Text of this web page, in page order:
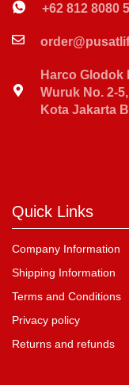
+62 812 8080
Harco Glodok
Wuruk No. 2-
Kota Jakarta
Quick Links
Company Information
Shipping Information
Terms and Conditions
Privacy policy
Returns and refunds